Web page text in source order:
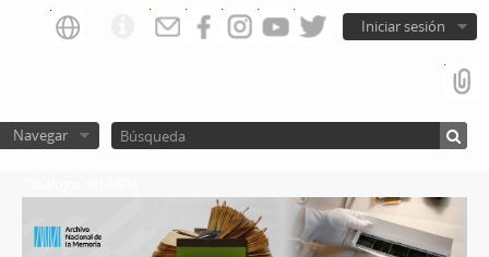
Iniciar sesión
Navegar